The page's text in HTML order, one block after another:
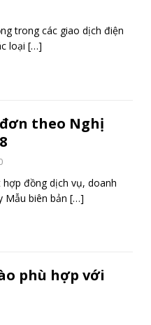
trong các giao dịch điện
loại […]
theo Nghị
đồng dịch vụ, doanh
Mẫu biên bản […]
phù hợp với